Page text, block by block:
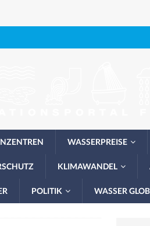
WASSERPREISE
KLIMAWANDEL
POLITIK WASSER